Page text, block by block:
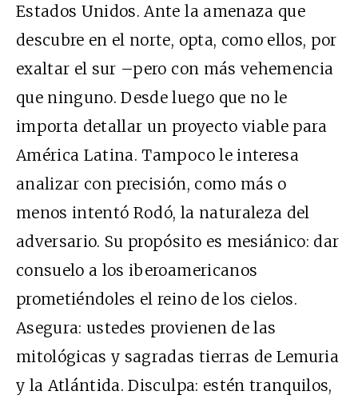
Estados Unidos. Ante la amenaza que
descubre en el norte, opta, como ellos, por
exaltar el sur –pero con más vehemencia
que ninguno. Desde luego que no le
importa detallar un proyecto viable para
América Latina. Tampoco le interesa
analizar con precisión, como más o
menos intentó Rodó, la naturaleza del
adversario. Su propósito es mesiánico: dar
consuelo a los iberoamericanos
prometiéndoles el reino de los cielos.
Asegura: ustedes provienen de las
mitológicas y sagradas tierras de Lemuria
y la Atlántida. Disculpa: estén tranquilos,